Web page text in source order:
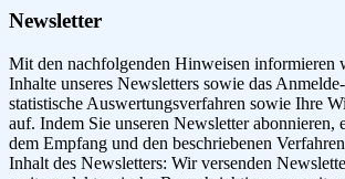
Newsletter
Mit den nachfolgenden Hinweisen informieren
Inhalte unseres Newsletters sowie das
statistische Auswertungsverfahren sowie Ihre
auf. Indem Sie unseren Newsletter abonnieren,
dem Empfang und den beschriebenen
Inhalt des Newsletters: Wir versenden